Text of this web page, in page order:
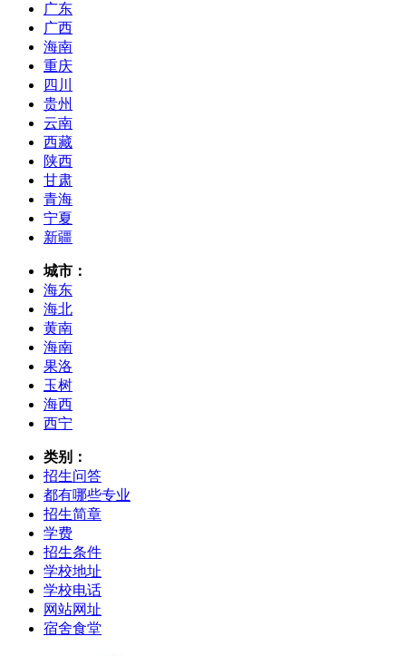
广东
广西
海南
重庆
四川
贵州
云南
西藏
陕西
甘肃
青海
宁夏
新疆
城市：
海东
海北
黄南
海南
果洛
玉树
海西
西宁
类别：
招生问答
都有哪些专业
招生简章
学费
招生条件
学校地址
学校电话
网站网址
宿舍食堂